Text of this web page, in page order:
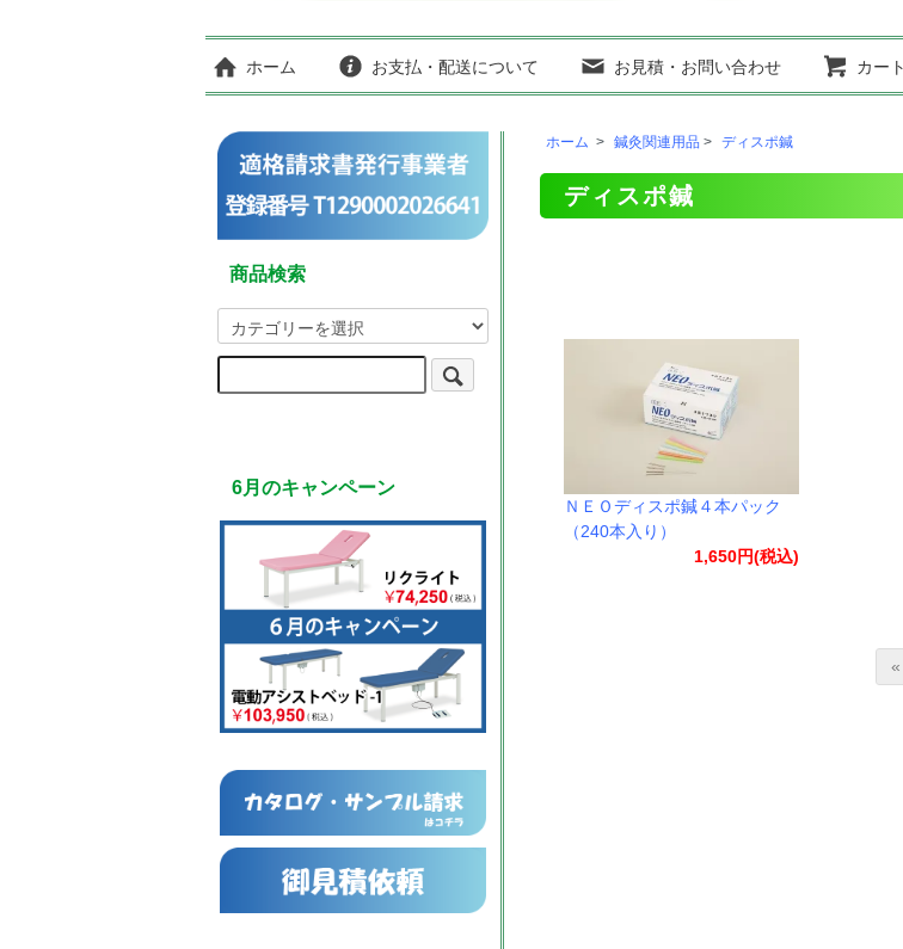
ホーム お支払・配送について お見積・お問い合わせ カー
ホーム > 鍼灸関連用品 > ディスポ鍼
ディスポ鍼
ＮＥＯディスポ鍼４本パック
（240本入り）
1,650円(税込)
商品検索
6月のキャンペーン